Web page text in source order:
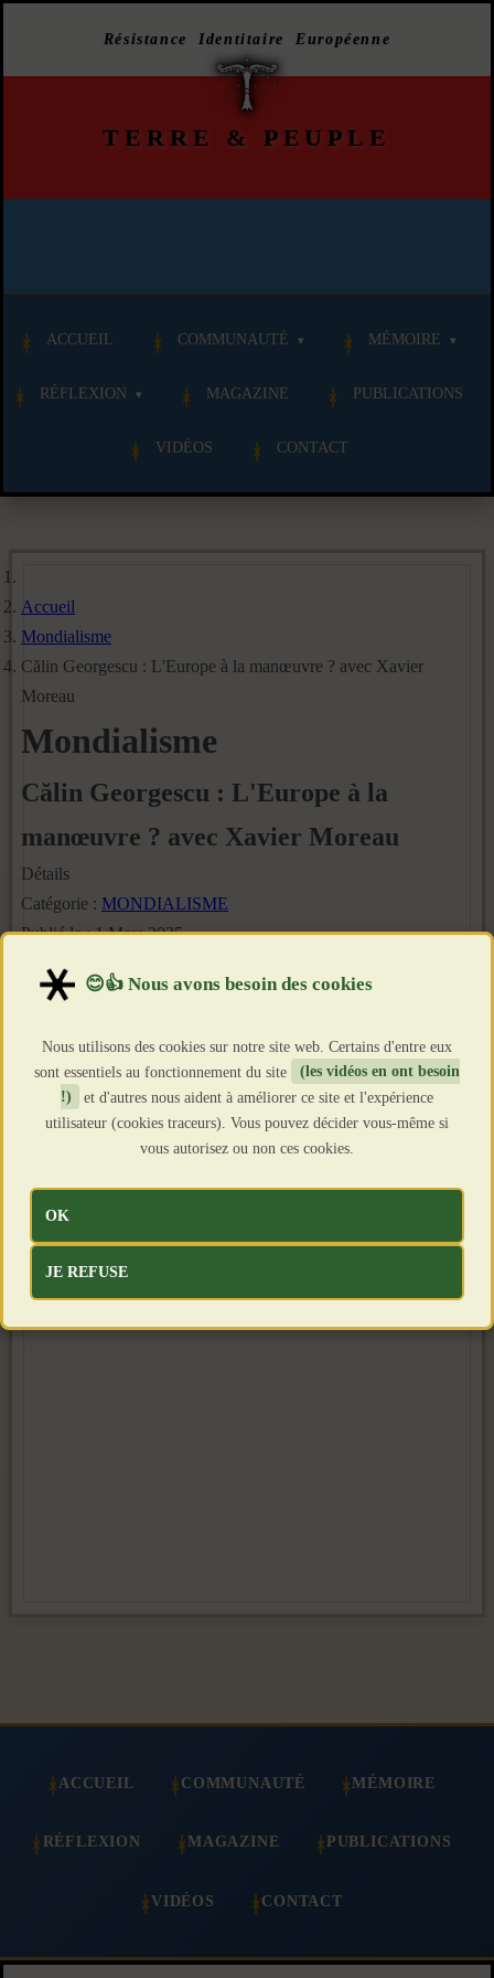
Résistance Identitaire Européenne
TERRE & PEUPLE
ACCUEIL COMMUNAUTÉ MÉMOIRE
RÉFLEXION MAGAZINE PUBLICATIONS
VIDÉOS CONTACT
Accueil
Mondialisme
Călin Georgescu : L'Europe à la manœuvre ? avec Xavier
Moreau
Mondialisme
Călin Georgescu : L'Europe à la
manœuvre ? avec Xavier Moreau
Détails
Catégorie : MONDIALISME
Publié le : 1 Mars 2025
Clics : 1714
ACCUEIL COMMUNAUTÉ MÉMOIRE
RÉFLEXION MAGAZINE PUBLICATIONS
VIDÉOS CONTACT
Nous utilisons des cookies sur notre site web. Certains d'entre eux
sont essentiels au fonctionnement du site
(les vidéos en ont besoin
!)
et d'autres nous aident à améliorer ce site et l'expérience
utilisateur (cookies traceurs). Vous pouvez décider vous-même si
vous autorisez ou non ces cookies.
OK
JE REFUSE